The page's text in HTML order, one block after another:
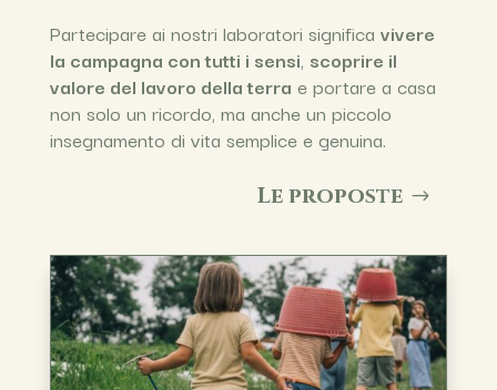
Partecipare ai nostri laboratori significa vivere
la campagna con tutti i sensi, scoprire il
valore del lavoro della terra e portare a casa
non solo un ricordo, ma anche un piccolo
insegnamento di vita semplice e genuina.
Le proposte